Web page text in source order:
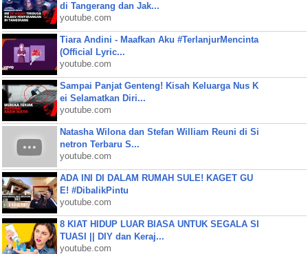
di Tangerang dan Jak...
youtube.com
Tiara Andini - Maafkan Aku #TerlanjurMencinta
(Official Lyric...
youtube.com
Sampai Panjat Genteng! Kisah Keluarga Nus K
ei Selamatkan Diri...
youtube.com
Natasha Wilona dan Stefan William Reuni di Si
netron Terbaru S...
youtube.com
ADA INI DI DALAM RUMAH SULE! KAGET GU
E! #DibalikPintu
youtube.com
8 KIAT HIDUP LUAR BIASA UNTUK SEGALA SI
TUASI || DIY dan Keraj...
youtube.com